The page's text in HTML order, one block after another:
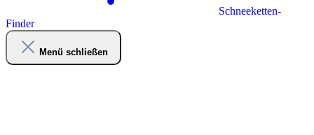
Schneeketten-
Finder
Menü schließen